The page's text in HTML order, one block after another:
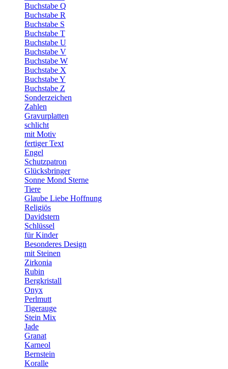
Buchstabe Q
Buchstabe R
Buchstabe S
Buchstabe T
Buchstabe U
Buchstabe V
Buchstabe W
Buchstabe X
Buchstabe Y
Buchstabe Z
Sonderzeichen
Zahlen
Gravurplatten
schlicht
mit Motiv
fertiger Text
Engel
Schutzpatron
Glücksbringer
Sonne Mond Sterne
Tiere
Glaube Liebe Hoffnung
Religiös
Davidstern
Schlüssel
für Kinder
Besonderes Design
mit Steinen
Zirkonia
Rubin
Bergkristall
Onyx
Perlmutt
Tigerauge
Stein Mix
Jade
Granat
Karneol
Bernstein
Koralle